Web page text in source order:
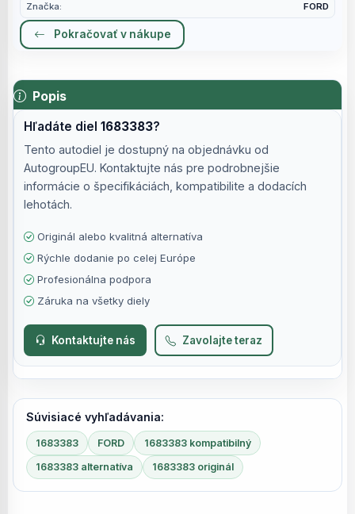
Značka: FORD
Pokračovať v nákupe
Popis
Hľadáte diel1683383?
Tento autodiel je dostupný na objednávku od
AutogroupEU. Kontaktujte nás pre podrobnejšie
informácie o špecifikáciách, kompatibilite a dodacích
lehotách.
Originál alebo kvalitná alternatíva
Rýchle dodanie po celej Európe
Profesionálna podpora
Záruka na všetky diely
Kontaktujte nás Zavolajte teraz
Súvisiacé vyhľadávania:
1683383 FORD 1683383 kompatibilný
1683383 alternatíva 1683383 originál